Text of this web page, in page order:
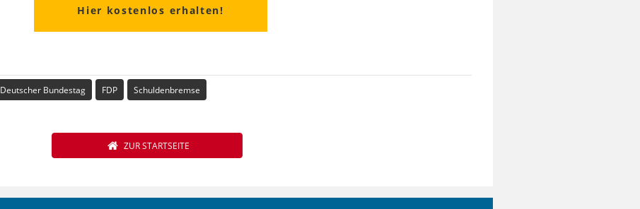
Hier kostenlos erhalten!
Deutscher Bundestag FDP Schuldenbremse
ZUR STARTSEITE